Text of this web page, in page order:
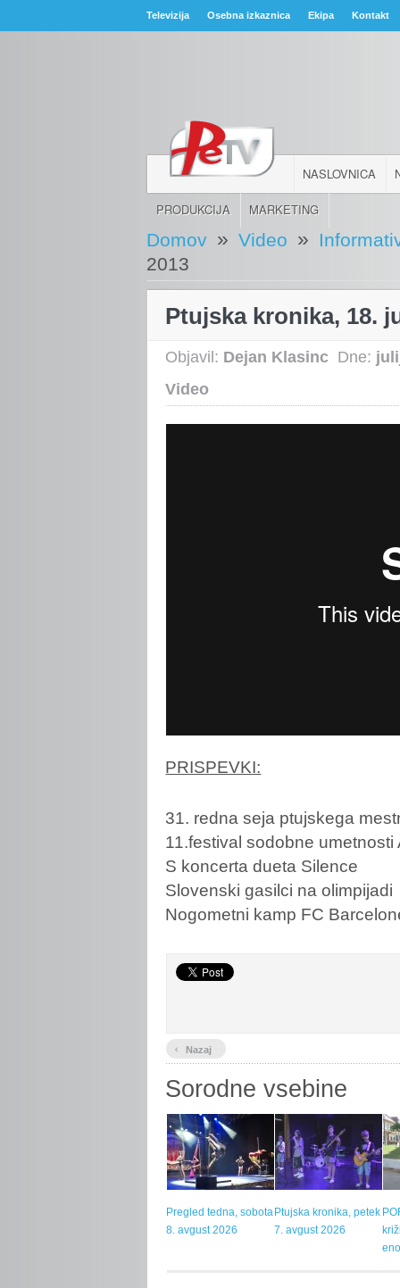
Televizija Osebna izkaznica Ekipa Kontakt
NASLOVNICA
PRODUKCIJA MARKETING
Domov » Video »
2013
Ptujska kronika, 18.
Objavil: Dejan Klasinc Dne:
Video
PRISPEVKI:
31. redna seja ptujskega
11.festival sodobne umetnosti
S koncerta dueta Silence
Slovenski gasilci na olimpijadi
Nogometni kamp FC
‹ Nazaj
Sorodne vsebine
Pregled tedna, sobota
8. avgust 2026
Ptujska kronika, petek
7. avgust 2026